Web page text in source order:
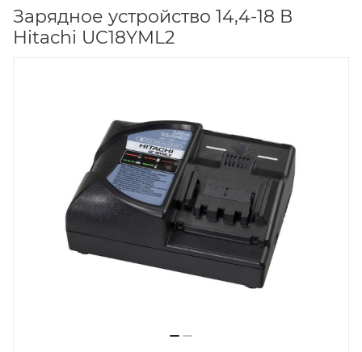
Зарядное устройство 14,4-18 В
Hitachi UC18YML2